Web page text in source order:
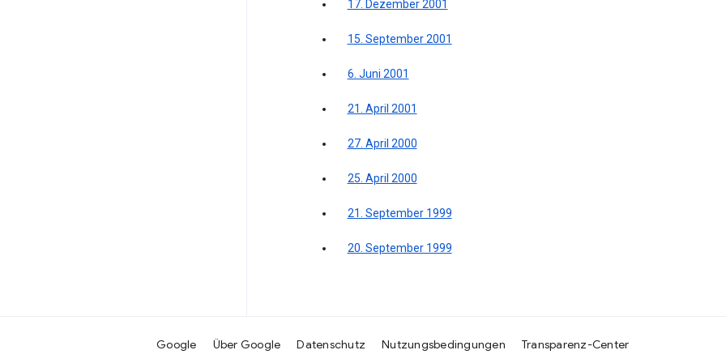
17. Dezember 2001
15. September 2001
6. Juni 2001
21. April 2001
27. April 2000
25. April 2000
21. September 1999
20. September 1999
Google Über Google Datenschutz Nutzungsbedingungen Transparenz-Center